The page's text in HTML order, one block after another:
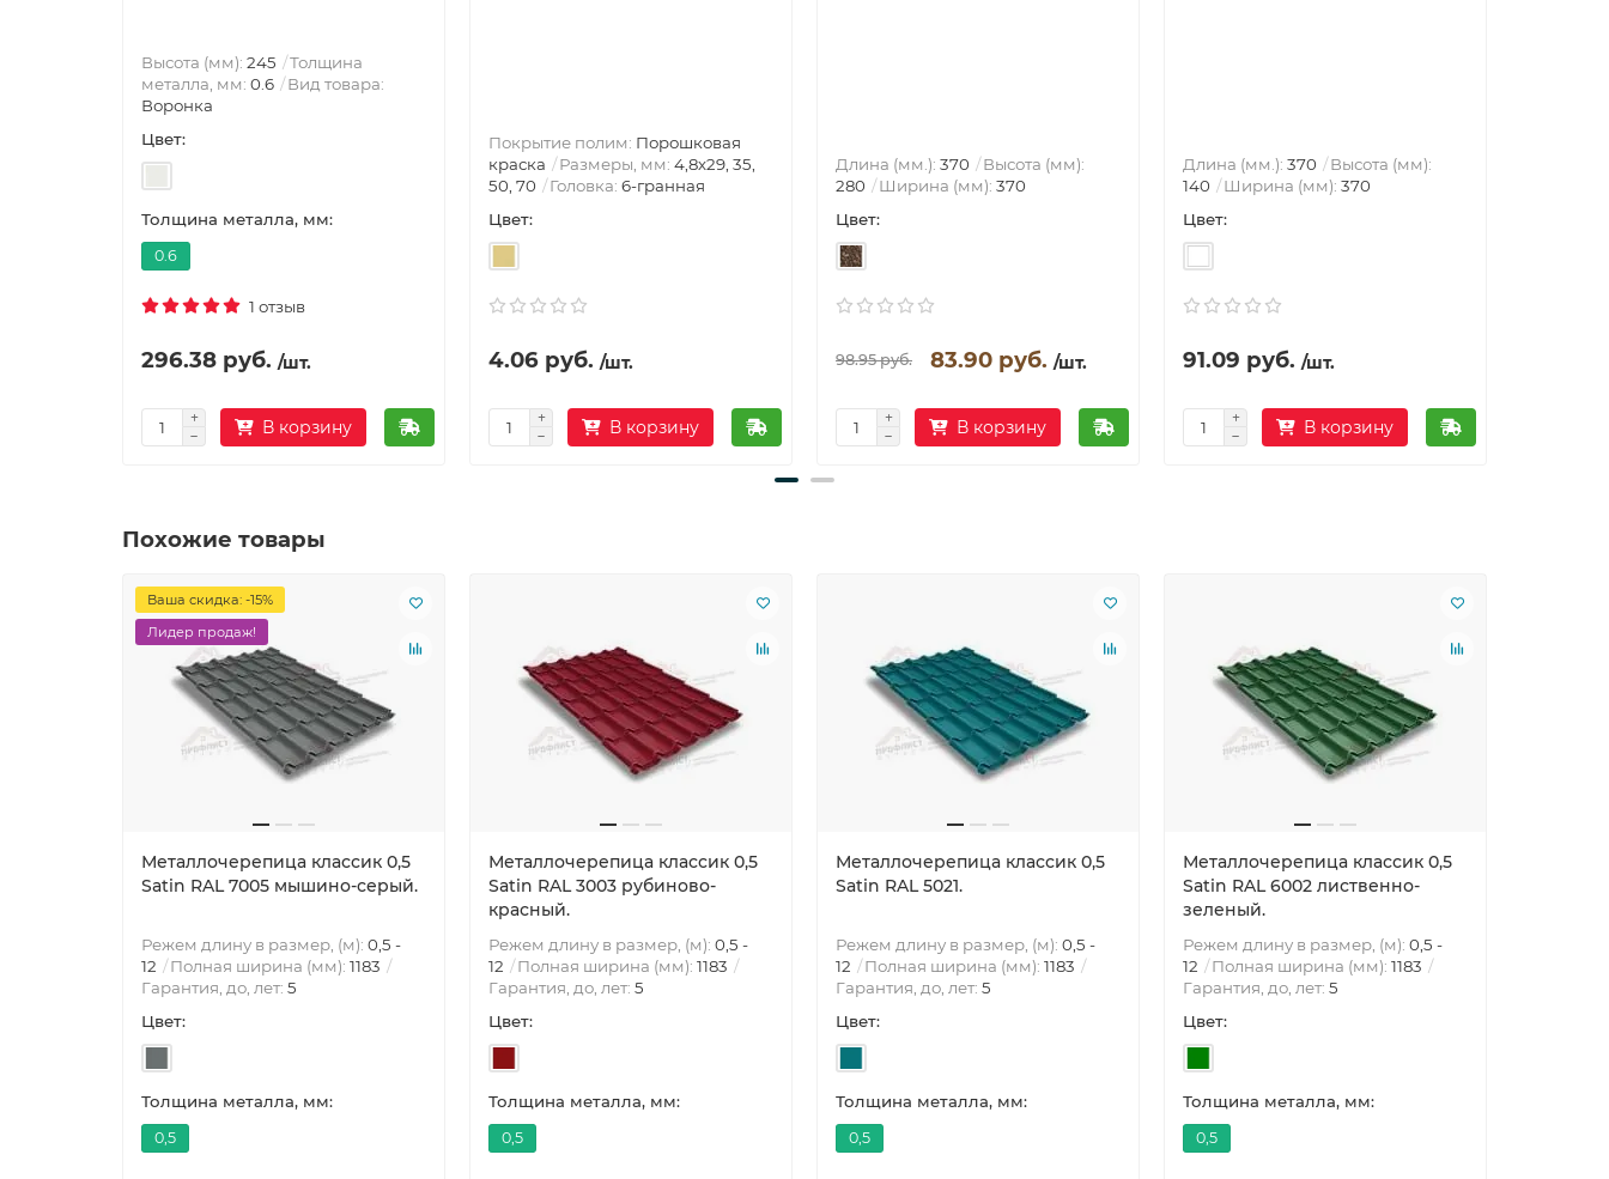
Высота (мм): 245
Толщина
металла, мм: 0.6
Вид товара:
Воронка
Цвет:
Толщина металла, мм:
0.6
1 отзыв
296.38 руб. /шт.
В корзину
Покрытие полим: Порошковая
краска
Размеры, мм: 4,8х29, 35,
50, 70
Головка: 6-гранная
Цвет:
4.06 руб. /шт.
В корзину
Длина (мм.): 370
Высота (мм):
280
Ширина (мм): 370
Цвет:
98.95 руб. 83.90 руб. /шт.
В корзину
Длина (мм.): 370
Высота (мм):
140
Ширина (мм): 370
Цвет:
91.09 руб. /шт.
В корзину
Похожие товары
Ваша скидка: -15%
Лидер продаж!
Металлочерепица классик 0,5
Satin RAL 7005 мышино-серый.
Режем длину в размер, (м): 0,5 -
12
Полная ширина (мм): 1183
Гарантия, до, лет: 5
Цвет:
Толщина металла, мм:
0,5
Металлочерепица классик 0,5
Satin RAL 3003 рубиново-
красный.
Режем длину в размер, (м): 0,5 -
12
Полная ширина (мм): 1183
Гарантия, до, лет: 5
Цвет:
Толщина металла, мм:
0,5
Металлочерепица классик 0,5
Satin RAL 5021.
Режем длину в размер, (м): 0,5 -
12
Полная ширина (мм): 1183
Гарантия, до, лет: 5
Цвет:
Толщина металла, мм:
0,5
Металлочерепица классик 0,5
Satin RAL 6002 лиственно-
зеленый.
Режем длину в размер, (м): 0,5 -
12
Полная ширина (мм): 1183
Гарантия, до, лет: 5
Цвет:
Толщина металла, мм:
0,5